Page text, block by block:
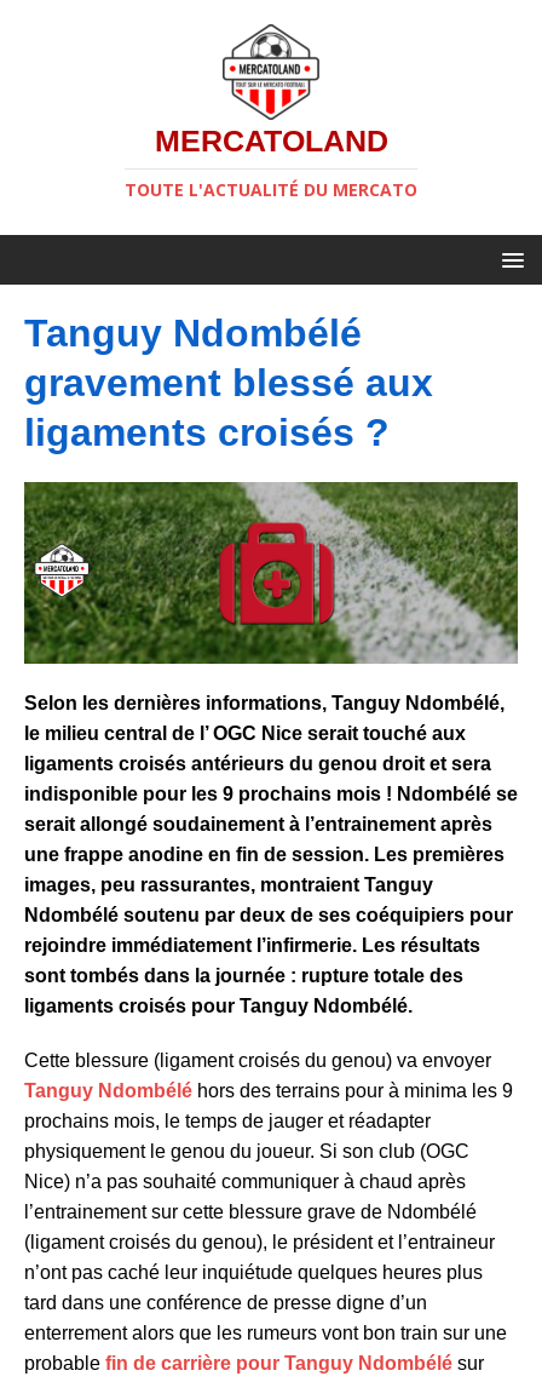
MERCATOLAND
TOUTE L'ACTUALITÉ DU MERCATO
Tanguy Ndombélé
gravement blessé aux
ligaments croisés ?
Selon les dernières informations, Tanguy Ndombélé,
le milieu central de l’ OGC Nice serait touché aux
ligaments croisés antérieurs du genou droit et sera
indisponible pour les 9 prochains mois ! Ndombélé se
serait allongé soudainement à l’entrainement après
une frappe anodine en fin de session. Les premières
images, peu rassurantes, montraient Tanguy
Ndombélé soutenu par deux de ses coéquipiers pour
rejoindre immédiatement l’infirmerie. Les résultats
sont tombés dans la journée : rupture totale des
ligaments croisés pour Tanguy Ndombélé.
Cette blessure (ligament croisés du genou) va envoyer
Tanguy Ndombélé hors des terrains pour à minima les 9
prochains mois, le temps de jauger et réadapter
physiquement le genou du joueur. Si son club (OGC
Nice) n’a pas souhaité communiquer à chaud après
l’entrainement sur cette blessure grave de Ndombélé
(ligament croisés du genou), le président et l’entraineur
n’ont pas caché leur inquiétude quelques heures plus
tard dans une conférence de presse digne d’un
enterrement alors que les rumeurs vont bon train sur une
probable fin de carrière pour Tanguy Ndombélé sur